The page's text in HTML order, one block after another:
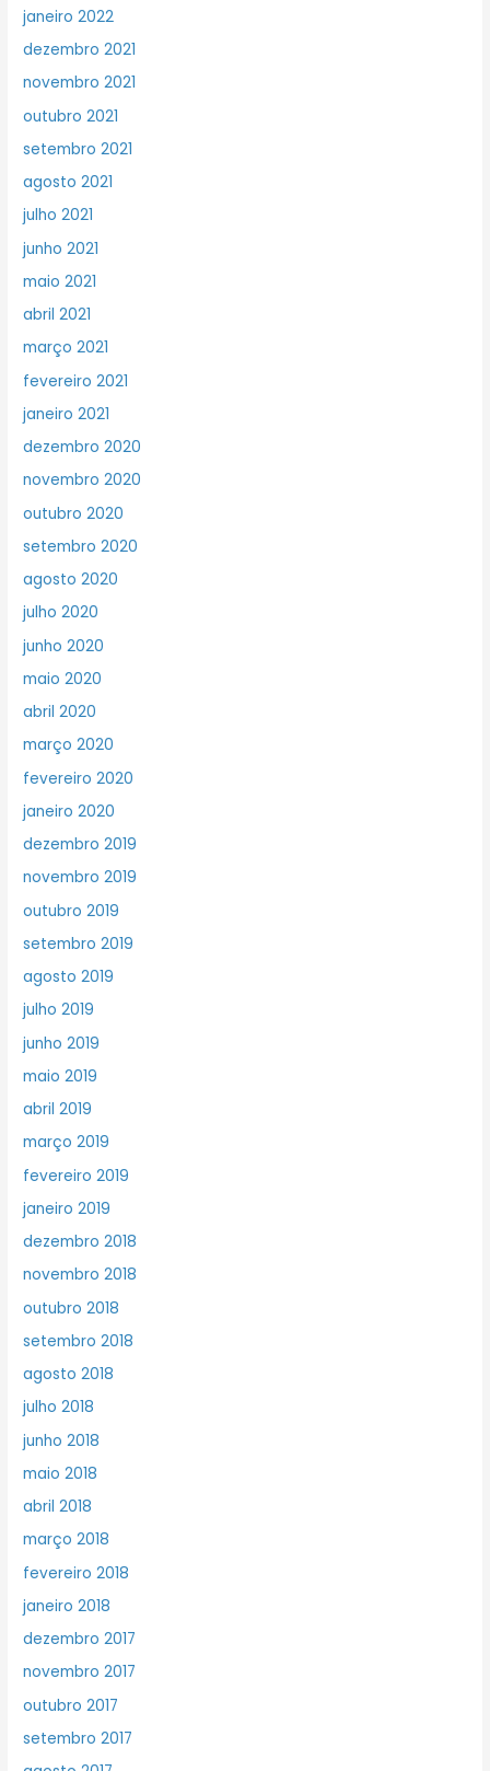
janeiro 2022
dezembro 2021
novembro 2021
outubro 2021
setembro 2021
agosto 2021
julho 2021
junho 2021
maio 2021
abril 2021
março 2021
fevereiro 2021
janeiro 2021
dezembro 2020
novembro 2020
outubro 2020
setembro 2020
agosto 2020
julho 2020
junho 2020
maio 2020
abril 2020
março 2020
fevereiro 2020
janeiro 2020
dezembro 2019
novembro 2019
outubro 2019
setembro 2019
agosto 2019
julho 2019
junho 2019
maio 2019
abril 2019
março 2019
fevereiro 2019
janeiro 2019
dezembro 2018
novembro 2018
outubro 2018
setembro 2018
agosto 2018
julho 2018
junho 2018
maio 2018
abril 2018
março 2018
fevereiro 2018
janeiro 2018
dezembro 2017
novembro 2017
outubro 2017
setembro 2017